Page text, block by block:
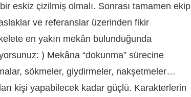
eskiz çizilmiş olmalı. Sonrası tamamen ekip
ve referanslar üzerinden fikir
en yakın mekân bulunduğunda
) Mekâna “dokunma” sürecine
sökmeler, giydirmeler, nakşetmeler…
kişi yapabilecek kadar güçlü. Karakterlerin